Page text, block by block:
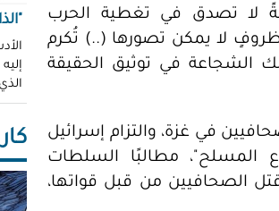
لا تصدق في تغطية الحرب
لا يمكن تصورها (..) تُكرم
الشجاعة في توثيق الحقيقة
في غزة، والتزام إسرائيل
المسلح"، مطالبًا السلطات
الصحافيين من قبل قواتها،